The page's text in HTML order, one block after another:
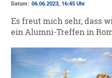
Datum: 06.06.2023, 16:45 Uhr
Es freut mich sehr, dass
ein Alumni-Treffen in